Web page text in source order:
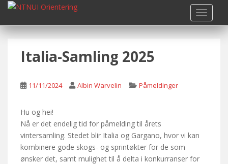
i
Italia-Samling 2025
11/11/2024 Albin Warvelin Påmeldinger
Hu og hei!
Nå er det endelig tid for påmelding til årets
vintersamling. Stedet blir Italia og Gargano, hvor vi kan
kombinere gode skogs- og sprintøkter for de som
ønsker det, samt mulighet til å delta i konkurranser for